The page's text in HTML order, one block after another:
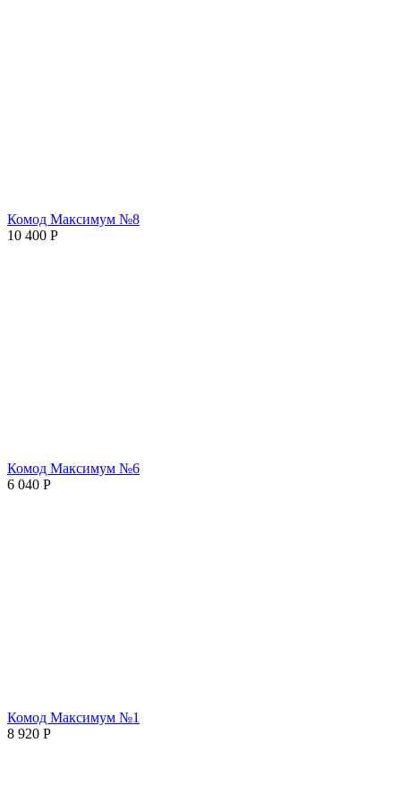
Комод Максимум №8
10 400 Р
Комод Максимум №6
6 040 Р
Комод Максимум №1
8 920 Р